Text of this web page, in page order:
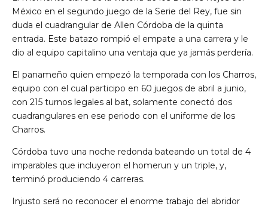
México en el segundo juego de la Serie del Rey, fue sin
duda el cuadrangular de Allen Córdoba de la quinta
entrada. Este batazo rompió el empate a una carrera y le
dio al equipo capitalino una ventaja que ya jamás perdería.
El panameño quien empezó la temporada con los Charros,
equipo con el cual participo en 60 juegos de abril a junio,
con 215 turnos legales al bat, solamente conectó dos
cuadrangulares en ese periodo con el uniforme de los
Charros.
Córdoba tuvo una noche redonda bateando un total de 4
imparables que incluyeron el homerun y un triple, y,
terminó produciendo 4 carreras.
Injusto será no reconocer el enorme trabajo del abridor